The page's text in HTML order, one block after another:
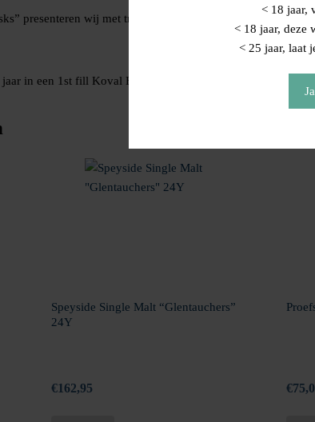
< 18 jaar,
< 18 jaar, deze
< 25 jaar, laat
presenteren wij met trots exclusieve vaten uit Schotland,
in een 1st fill Koval Bourbon-vat.
Speyside Single Malt “Glentauchers”
24Y
€162,95 €